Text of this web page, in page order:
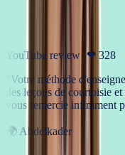
YouTube review· ❤ 328
Votre méthode
des leçons de courtoisie
vous remercie infiniment
🌍 Abdelkader